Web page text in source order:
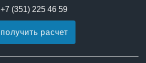
+7 (351) 225 46 59
получить расчет